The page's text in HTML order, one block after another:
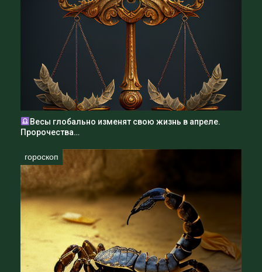
Весы глобально изменят свою жизнь в апреле.
Пророчества…
гороскоп